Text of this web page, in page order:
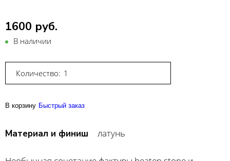
1600 руб.
В наличии
Количество:
В корзину Быстрый заказ
Материал и финиш латунь